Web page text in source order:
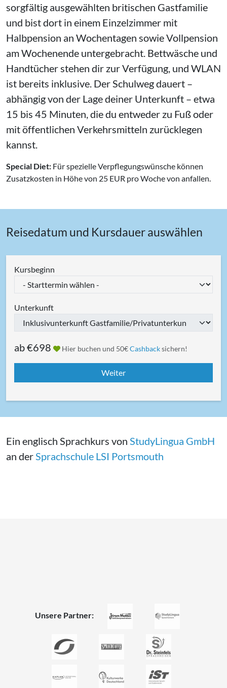
sorgfältig ausgewählten britischen Gastfamilie
und bist dort in einem Einzelzimmer mit
Halbpension an Wochentagen sowie Vollpension
am Wochenende untergebracht. Bettwäsche und
Handtücher stehen dir zur Verfügung, und WLAN
ist bereits inklusive. Der Schulweg dauert –
abhängig von der Lage deiner Unterkunft – etwa
15 bis 45 Minuten, die du entweder zu Fuß oder
mit öffentlichen Verkehrsmitteln zurücklegen
kannst.
Special Diet: Für spezielle Verpflegungswünsche können
Zusatzkosten in Höhe von 25 EUR pro Woche von anfallen.
Reisedatum und Kursdauer auswählen
Kursbeginn
Unterkunft
ab€698 Hier buchen und 50€Cashbacksichern!
Ein englisch Sprachkurs von StudyLingua GmbH
an der Sprachschule LSI Portsmouth
Unsere Partner: